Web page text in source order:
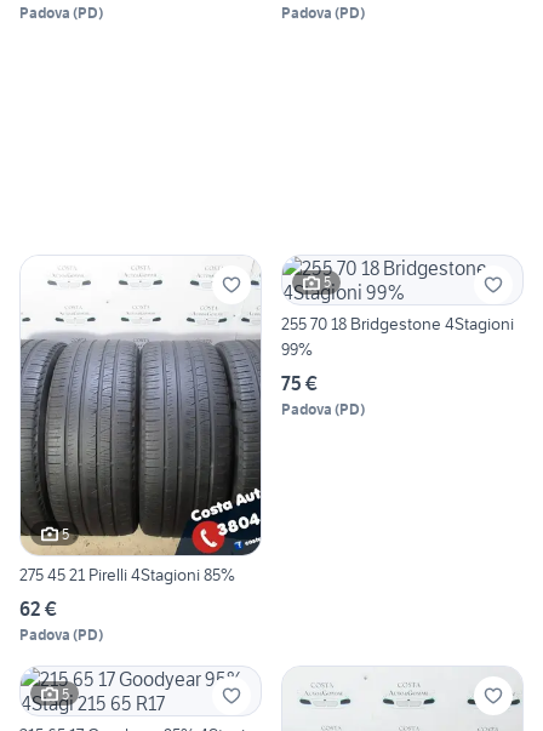
Padova (PD) Padova (PD)
5
275 45 21 Pirelli 4Stagioni 85%
62 €
Padova (PD)
5
255 70 18 Bridgestone 4Stagioni
99%
75 €
Padova (PD)
5